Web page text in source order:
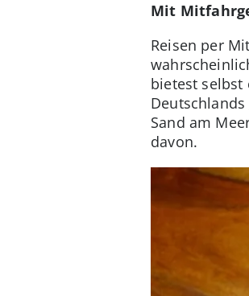
Mit
Reisen per
bietest selbst
Sand am
davon.